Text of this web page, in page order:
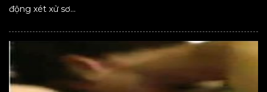
động xét xử sơ...